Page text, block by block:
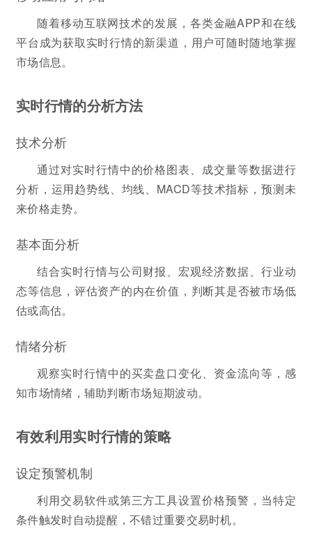
随着移动互联网技术的发展，各类金融APP和在线
平台成为获取实时行情的新渠道，用户可随时随地掌握
市场信息。
实时行情的分析方法
技术分析
通过对实时行情中的价格图表、成交量等数据进行
分析，运用趋势线、均线、MACD等技术指标，预测未
来价格走势。
基本面分析
结合实时行情与公司财报、宏观经济数据、行业动
态等信息，评估资产的内在价值，判断其是否被市场低
估或高估。
情绪分析
观察实时行情中的买卖盘口变化、资金流向等，感
知市场情绪，辅助判断市场短期波动。
有效利用实时行情的策略
设定预警机制
利用交易软件或第三方工具设置价格预警，当特定
条件触发时自动提醒，不错过重要交易时机。